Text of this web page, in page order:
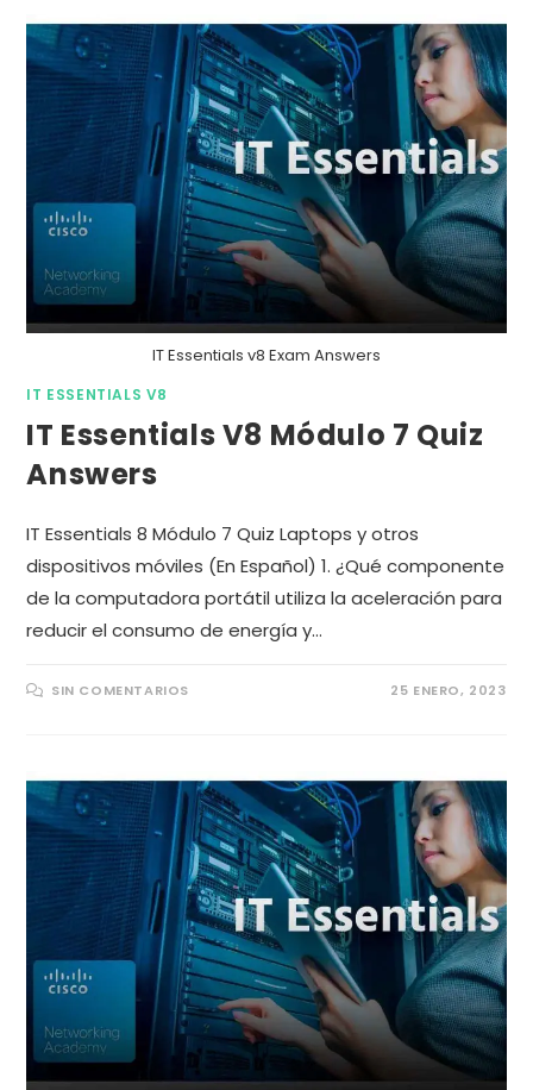
IT Essentials v8 Exam Answers
IT ESSENTIALS V8
IT Essentials V8 Módulo 7 Quiz
Answers
IT Essentials 8 Módulo 7 Quiz Laptops y otros
dispositivos móviles (En Español) 1. ¿Qué componente
de la computadora portátil utiliza la aceleración para
reducir el consumo de energía y…
SIN COMENTARIOS 25 ENERO, 2023